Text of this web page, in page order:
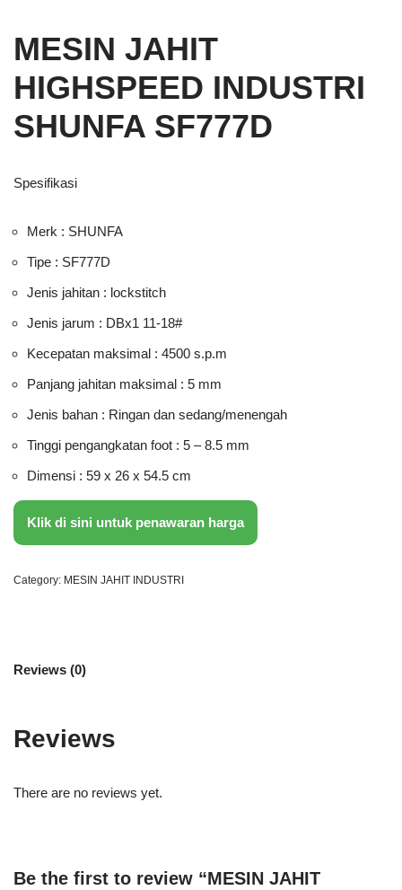
MESIN JAHIT
HIGHSPEED INDUSTRI
SHUNFA SF777D
Spesifikasi
Merk : SHUNFA
Tipe : SF777D
Jenis jahitan : lockstitch
Jenis jarum : DBx1 11-18#
Kecepatan maksimal : 4500 s.p.m
Panjang jahitan maksimal : 5 mm
Jenis bahan : Ringan dan sedang/menengah
Tinggi pengangkatan foot : 5 – 8.5 mm
Dimensi : 59 x 26 x 54.5 cm
Klik di sini untuk penawaran harga
Category: MESIN JAHIT INDUSTRI
Reviews (0)
Reviews
There are no reviews yet.
Be the first to review “MESIN JAHIT